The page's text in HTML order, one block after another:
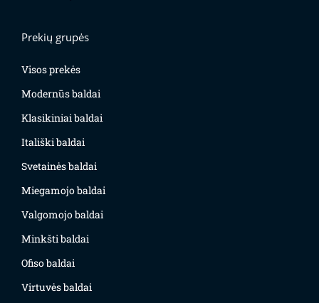
Prekių grupės
Visos prekės
Modernūs baldai
Klasikiniai baldai
Itališki baldai
Svetainės baldai
Miegamojo baldai
Valgomojo baldai
Minkšti baldai
Ofiso baldai
Virtuvės baldai